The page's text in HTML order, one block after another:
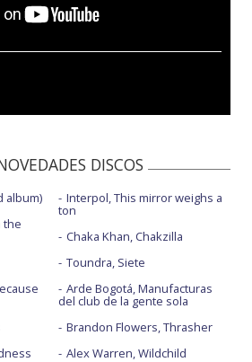
DISCOS
album)
the
Interpol, This mirror weighs a
ton
Chaka Khan, Chakzilla
Toundra, Siete
Arde Bogotá, Manufacturas
del club de la gente sola
Brandon Flowers, Thrasher
Alex Warren, Wildchild